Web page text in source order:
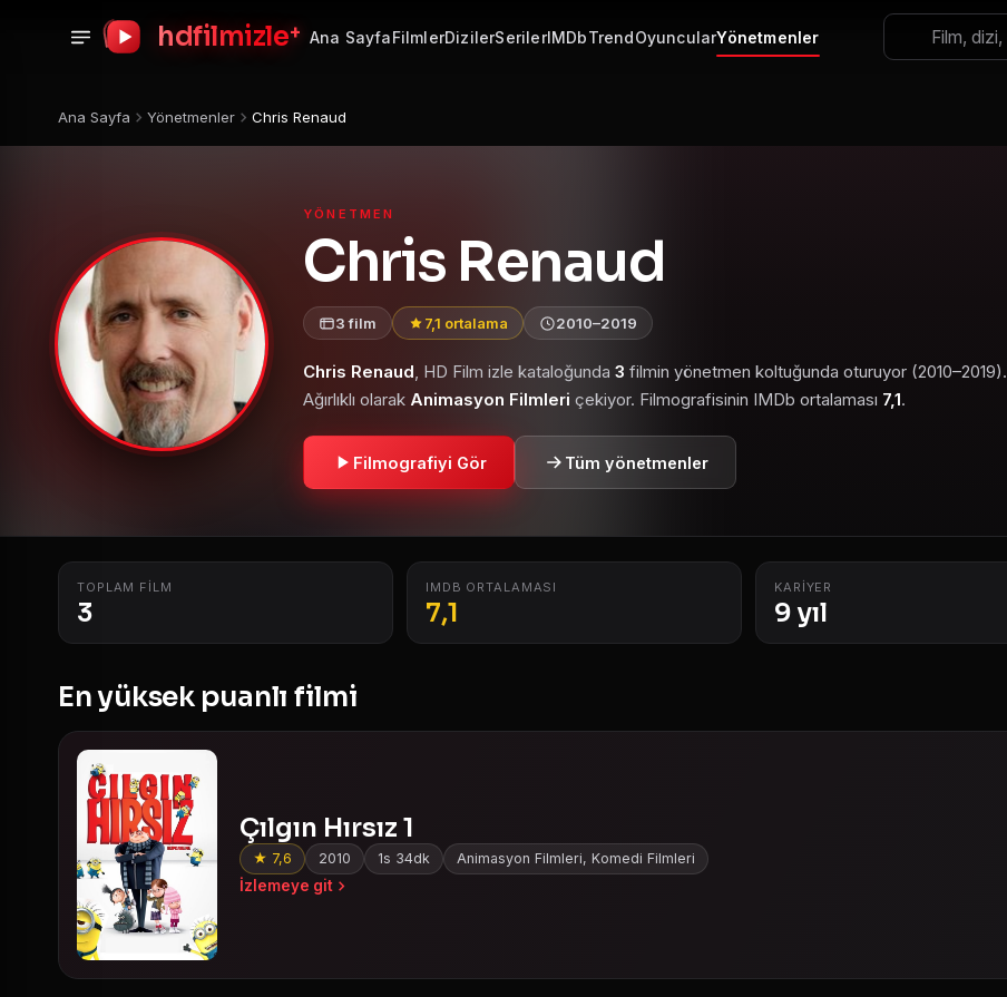
hdfilmizle+ Ana SayfaFilmlerDizilerSerilerIMDbTrendOyuncularYönetmenler
Ana Sayfa Yönetmenler Chris Renaud
YÖNETMEN
Chris Renaud
3 film 7,1 ortalama 2010–2019
Chris Renaud, HD Film izle kataloğunda 3 filmin yönetmen koltuğunda oturuyor (2010–2019).
Ağırlıklı olarak Animasyon Filmleri çekiyor. Filmografisinin IMDb ortalaması 7,1.
Filmografiyi Gör Tüm yönetmenler
TOPLAM FILM
3
IMDB ORTALAMASI
7,1
KARIYER
9 yıl
En yüksek puanlı filmi
Çılgın Hırsız 1
★ 7,6 2010 1s 34dk Animasyon Filmleri, Komedi Filmleri
İzlemeye git